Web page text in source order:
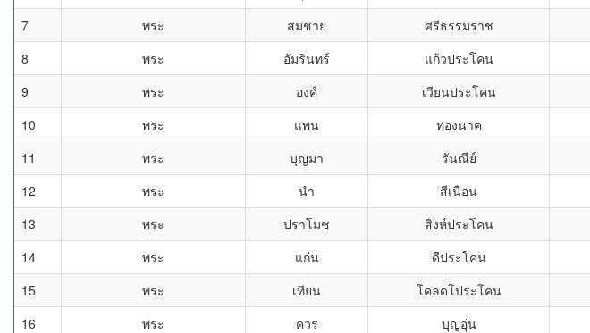
7
พระ สมชาย ศรีธรรมราช
8
พระ อัมรินทร์ แก้วประโคน
9
พระ องค์ เวียนประโคน
10
พระ แพน ทองนาค
11
พระ บุญมา รันณีย์
12
พระ นำ สีเนือน
13
พระ ปราโมช สิงห์ประโคน
14
พระ แก่น ดีประโคน
15
พระ เทียน โคลดโประโคน
16
พระ ควร บุญอุ่น